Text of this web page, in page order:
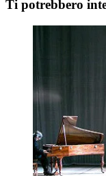
Ti potrebbero